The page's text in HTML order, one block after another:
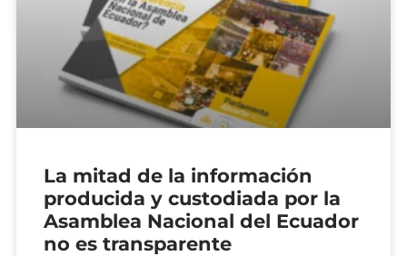
La mitad de la información
producida y custodiada por la
Asamblea Nacional del Ecuador
no es transparente